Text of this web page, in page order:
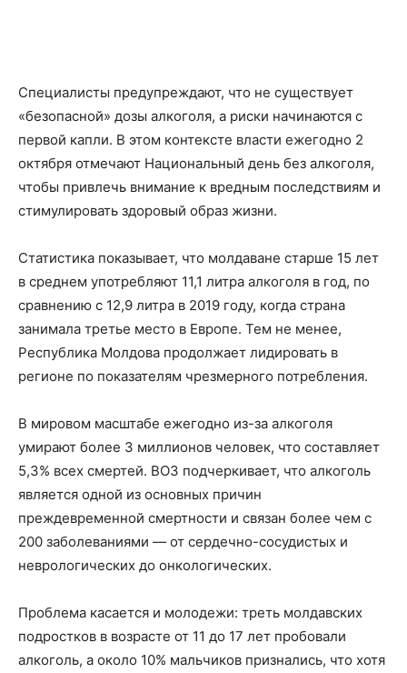
Специалисты предупреждают, что не существует
«безопасной» дозы алкоголя, а риски начинаются с
первой капли. В этом контексте власти ежегодно 2
октября отмечают Национальный день без алкоголя,
чтобы привлечь внимание к вредным последствиям и
стимулировать здоровый образ жизни.
Статистика показывает, что молдаване старше 15 лет
в среднем употребляют 11,1 литра алкоголя в год, по
сравнению с 12,9 литра в 2019 году, когда страна
занимала третье место в Европе. Тем не менее,
Республика Молдова продолжает лидировать в
регионе по показателям чрезмерного потребления.
В мировом масштабе ежегодно из-за алкоголя
умирают более 3 миллионов человек, что составляет
5,3% всех смертей. ВОЗ подчеркивает, что алкоголь
является одной из основных причин
преждевременной смертности и связан более чем с
200 заболеваниями — от сердечно-сосудистых и
неврологических до онкологических.
Проблема касается и молодежи: треть молдавских
подростков в возрасте от 11 до 17 лет пробовали
алкоголь, а около 10% мальчиков признались, что хотя